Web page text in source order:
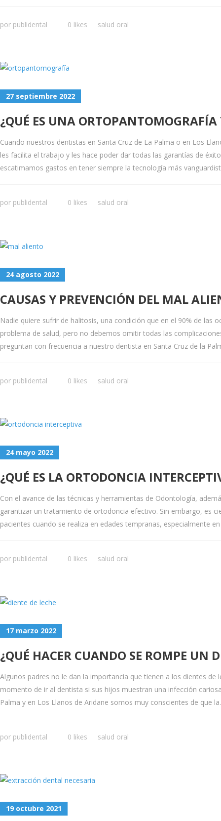
por publidental 0 likes salud oral
27 septiembre 2022
¿QUÉ ES UNA
Cuando nuestros dentistas en Santa Cruz de La Palma o en Los
les facilita el trabajo y les hace poder dar todas las garantías de
escatimamos gastos en tener siempre la tecnología más
por publidental 0 likes salud oral
24 agosto 2022
CAUSAS Y PREVENCIÓN DEL MAL
Nadie quiere sufrir de halitosis, una condición que en el 90% de las
problema de salud, pero no debemos omitir todas las
preguntan con frecuencia a nuestro dentista en Santa Cruz de la
por publidental 0 likes salud oral
24 mayo 2022
¿QUÉ ES LA ORTODONCIA
Con el avance de las técnicas y herramientas de Odontología,
garantizar un tratamiento de ortodoncia efectivo. Sin embargo, es
pacientes cuando se realiza en edades tempranas, especialmente
por publidental 0 likes salud oral
17 marzo 2022
¿QUÉ HACER CUANDO SE ROMPE UN
Algunos padres no le dan la importancia que tienen a los dientes
momento de ir al dentista si sus hijos muestran una infección
Palma y en Los Llanos de Aridane somos muy conscientes de que
por publidental 0 likes salud oral
19 octubre 2021